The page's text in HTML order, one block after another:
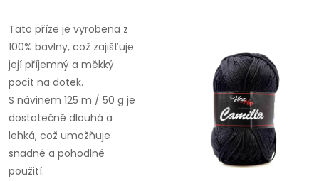
Tato příze je vyrobena z
100% bavlny, což zajišťuje
její příjemný a měkký
pocit na dotek.
S návinem 125 m / 50 g je
dostatečně dlouhá a
lehká, což umožňuje
snadné a pohodlné
použití.